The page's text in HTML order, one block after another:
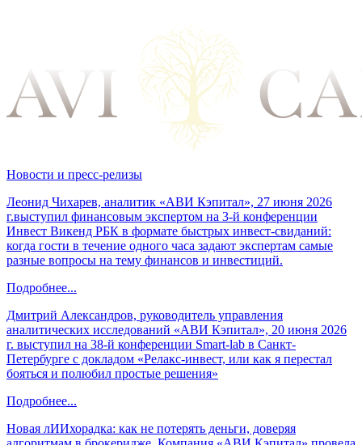
Новости и пресс-релизы
Леонид Чихарев, аналитик «АВИ Кэпитал», 27 июня 2026
г.выступил финансовым экспертом на 3-й конференции
Инвест Викенд РБК в формате быстрых инвест-свиданий:
когда гости в течение одного часа задают экспертам самые
разные вопросы на тему финансов и инвестиций.
Подробнее...
Дмитрий Александров, руководитель управления
аналитических исследований «АВИ Кэпитал», 20 июня 2026
г. выступил на 38-й конференции Smart-lab в Санкт-
Петербурге с докладом «Релакс-инвест, или как я перестал
бояться и полюбил простые решения»
Подробнее...
Новая лИИхорадка: как не потерять деньги, доверяя